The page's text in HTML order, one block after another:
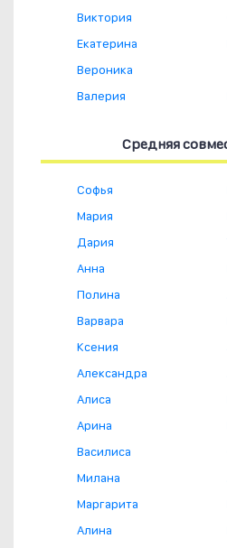
Виктория
Екатерина
Вероника
Валерия
Средняя
Софья
Мария
Дария
Анна
Полина
Варвара
Ксения
Александра
Алиса
Арина
Василиса
Милана
Маргарита
Алина